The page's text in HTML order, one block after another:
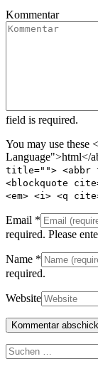
Kommentar
field is required.
You may use these
Language">html</
title=""> <abbr
<blockquote
<em> <i> <q
Email *
required. Please
Name *
required.
Website
Suchen
nach: